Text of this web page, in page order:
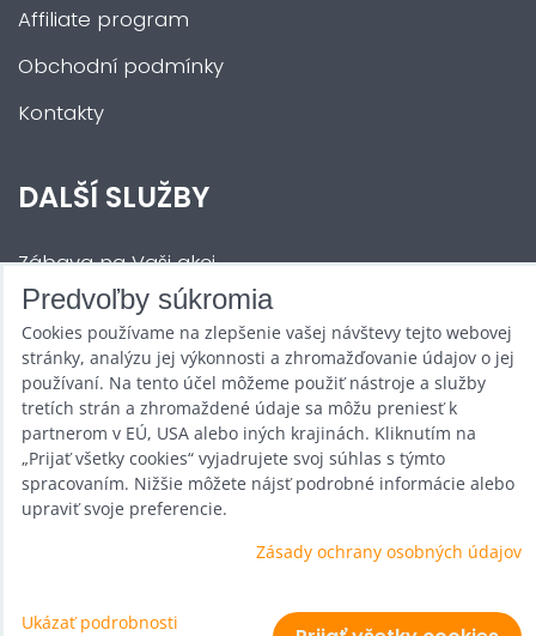
Affiliate program
Obchodní podmínky
Kontakty
DALŠÍ SLUŽBY
Zábava na Vaši akci
Půjčovna
Promotéři
Kurzy a setkání
Velkoobchod
Nabídka práce
Zásady ochrany osobných údajov
Predvoľby súkromia
Cookies používame na zlepšenie vašej návštevy tejto webovej
stránky, analýzu jej výkonnosti a zhromažďovanie údajov o jej
používaní. Na tento účel môžeme použiť nástroje a služby
tretích strán a zhromaždené údaje sa môžu preniesť k
partnerom v EÚ, USA alebo iných krajinách. Kliknutím na
„Prijať všetky cookies“ vyjadrujete svoj súhlas s týmto
spracovaním. Nižšie môžete nájsť podrobné informácie alebo
upraviť svoje preferencie.
Zásady ochrany osobných údajov
Ukázať podrobnosti